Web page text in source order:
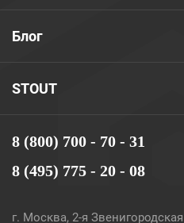
8 (800) 700 - 70 - 31
8 (495) 775 - 20 - 08
г. Москва, 2-я Звенигородская
STOUT
Блог